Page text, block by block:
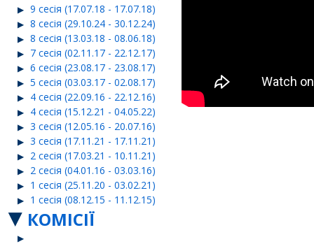
9 сесія (17.07.18 - 17.07.18)
8 сесія (29.10.24 - 30.12.24)
8 сесія (13.03.18 - 08.06.18)
7 сесія (02.11.17 - 22.12.17)
6 сесія (23.08.17 - 23.08.17)
5 сесія (03.03.17 - 02.08.17)
4 сесія (22.09.16 - 22.12.16)
4 сесія (15.12.21 - 04.05.22)
3 сесія (12.05.16 - 20.07.16)
3 сесія (17.11.21 - 17.11.21)
2 сесія (17.03.21 - 10.11.21)
2 сесія (04.01.16 - 03.03.16)
1 сесія (25.11.20 - 03.02.21)
1 сесія (08.12.15 - 11.12.15)
КОМІСІЇ